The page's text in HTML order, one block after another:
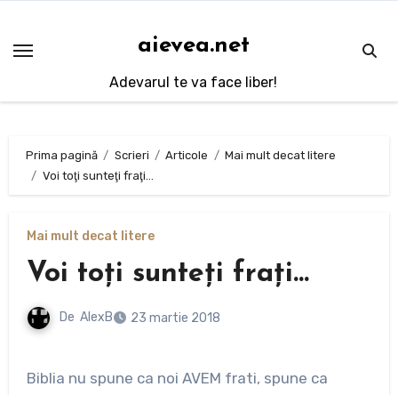
conținut
aievea.net
Adevarul te va face liber!
Prima pagină Scrieri Articole
Mai mult decat litere
Voi toţi sunteţi fraţi…
Mai mult decat litere
Voi toţi sunteţi fraţi…
De AlexB 23 martie 2018
Biblia nu spune ca noi AVEM frati, spune ca